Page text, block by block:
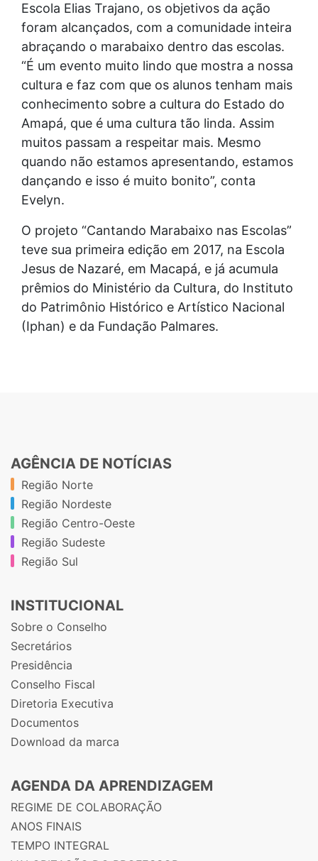
Escola Elias Trajano, os objetivos da ação
foram alcançados, com a comunidade inteira
abraçando o marabaixo dentro das escolas.
“É um evento muito lindo que mostra a nossa
cultura e faz com que os alunos tenham mais
conhecimento sobre a cultura do Estado do
Amapá, que é uma cultura tão linda. Assim
muitos passam a respeitar mais. Mesmo
quando não estamos apresentando, estamos
dançando e isso é muito bonito”, conta
Evelyn.
O projeto “Cantando Marabaixo nas Escolas”
teve sua primeira edição em 2017, na Escola
Jesus de Nazaré, em Macapá, e já acumula
prêmios do Ministério da Cultura, do Instituto
do Patrimônio Histórico e Artístico Nacional
(Iphan) e da Fundação Palmares.
AGÊNCIA DE NOTÍCIAS
Região Norte
Região Nordeste
Região Centro-Oeste
Região Sudeste
Região Sul
INSTITUCIONAL
Sobre o Conselho
Secretários
Presidência
Conselho Fiscal
Diretoria Executiva
Documentos
Download da marca
AGENDA DA APRENDIZAGEM
REGIME DE COLABORAÇÃO
ANOS FINAIS
TEMPO INTEGRAL